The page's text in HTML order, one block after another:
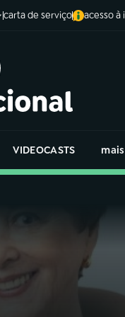
carta de serviço acesso à
VIDEOCASTS mais